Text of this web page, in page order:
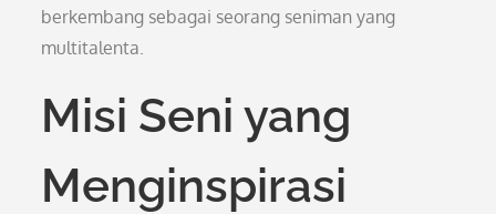
berkembang sebagai seorang seniman yang
multitalenta.
Misi Seni yang
Menginspirasi